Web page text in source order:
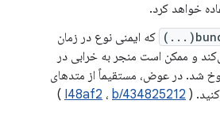
خواهد کرد.
که ایمنی نوع در زمان
و ممکن است منجر به خرابی در
شد. در عوض، مستقیماً از متدهای
(
I48af2،b/434825212
)